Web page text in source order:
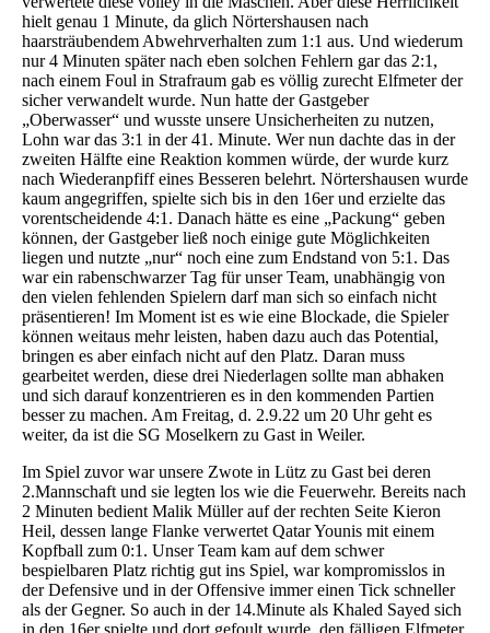
hielt genau 1 Minute, da glich Nörtershausen nach
haarsträubendem Abwehrverhalten zum 1:1 aus. Und wiederum
nur 4 Minuten später nach eben solchen Fehlern gar das 2:1,
nach einem Foul in Strafraum gab es völlig zurecht Elfmeter der
sicher verwandelt wurde. Nun hatte der Gastgeber
„Oberwasser“ und wusste unsere Unsicherheiten zu nutzen,
Lohn war das 3:1 in der 41. Minute. Wer nun dachte das in der
zweiten Hälfte eine Reaktion kommen würde, der wurde kurz
nach Wiederanpfiff eines Besseren belehrt. Nörtershausen wurde
kaum angegriffen, spielte sich bis in den 16er und erzielte das
vorentscheidende 4:1. Danach hätte es eine „Packung“ geben
können, der Gastgeber ließ noch einige gute Möglichkeiten
liegen und nutzte „nur“ noch eine zum Endstand von 5:1. Das
war ein rabenschwarzer Tag für unser Team, unabhängig von
den vielen fehlenden Spielern darf man sich so einfach nicht
präsentieren! Im Moment ist es wie eine Blockade, die Spieler
können weitaus mehr leisten, haben dazu auch das Potential,
bringen es aber einfach nicht auf den Platz. Daran muss
gearbeitet werden, diese drei Niederlagen sollte man abhaken
und sich darauf konzentrieren es in den kommenden Partien
besser zu machen. Am Freitag, d. 2.9.22 um 20 Uhr geht es
weiter, da ist die SG Moselkern zu Gast in Weiler.
Im Spiel zuvor war unsere Zwote in Lütz zu Gast bei deren
2.Mannschaft und sie legten los wie die Feuerwehr. Bereits nach
2 Minuten bedient Malik Müller auf der rechten Seite Kieron
Heil, dessen lange Flanke verwertet Qatar Younis mit einem
Kopfball zum 0:1. Unser Team kam auf dem schwer
bespielbaren Platz richtig gut ins Spiel, war kompromisslos in
der Defensive und in der Offensive immer einen Tick schneller
als der Gegner. So auch in der 14.Minute als Khaled Sayed sich
in den 16er spielte und dort gefoult wurde, den fälligen Elfmeter